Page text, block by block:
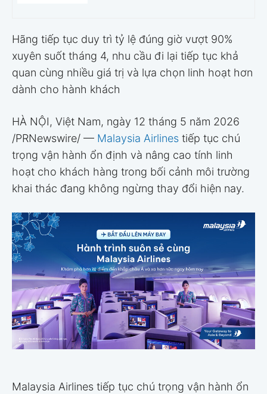
Hãng tiếp tục duy trì tỷ lệ đúng giờ vượt 90%
xuyên suốt tháng 4, nhu cầu đi lại tiếp tục khả
quan cùng nhiều giá trị và lựa chọn linh hoạt hơn
dành cho hành khách
HÀ NỘI, Việt Nam, ngày 12 tháng 5 năm 2026
/PRNewswire/ — Malaysia Airlines tiếp tục chú
trọng vận hành ổn định và nâng cao tính linh
hoạt cho khách hàng trong bối cảnh môi trường
khai thác đang không ngừng thay đổi hiện nay.
Malaysia Airlines tiếp tục chú trọng vận hành ổn